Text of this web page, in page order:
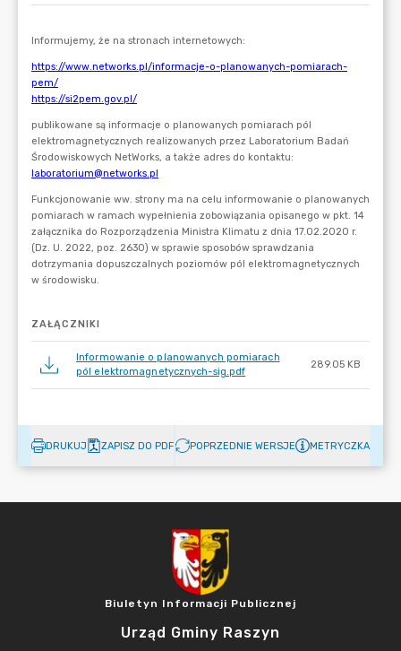
ZAŁĄCZNIKI
Informowanie o planowanych pomiarach
pól elektromagnetycznych-sig.pdf
289.05 KB
DRUKUJ ZAPISZ DO PDF POPRZEDNIE WERSJE METRYCZKA
Biuletyn Informacji Publicznej
Urząd Gminy Raszyn